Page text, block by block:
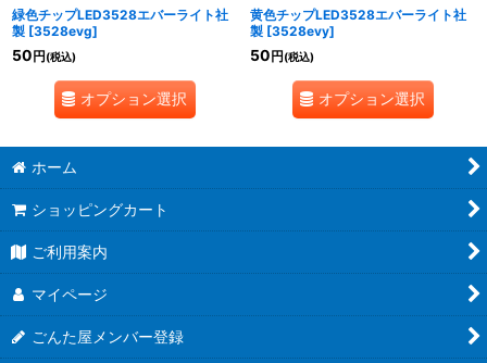
緑色チップLED3528エバーライト社
製 [3528evg]
50円(税込)
オプション選択
黄色チップLED3528エバーライト社
製 [3528evy]
50円(税込)
オプション選択
ホーム
ショッピングカート
ご利用案内
マイページ
ごんた屋メンバー登録